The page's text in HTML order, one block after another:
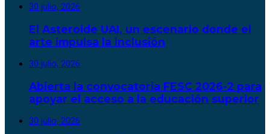
30 julio, 2026
El Asteroide UAI, un escenario donde el
arte impulsa la inclusión
30 julio, 2026
Abierta la convocatoria FESC 2026-2 para
apoyar el acceso a la educación superior
30 julio, 2026